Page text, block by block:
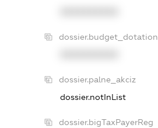
dossier.budget_dotation
dossier.palne_akciz
dossier.notInList
dossier.bigTaxPayerReg